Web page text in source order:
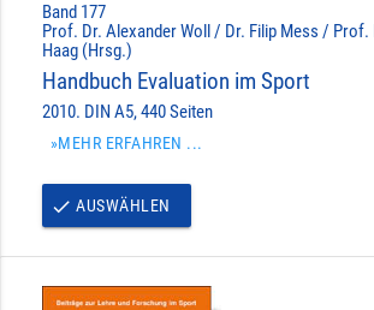
Band 177
Prof. Dr. Alexander Woll / Dr. Filip Mess / Prof.
Haag (Hrsg.)
Handbuch Evaluation im Sport
2010. DIN A5, 440 Seiten
»MEHR ERFAHREN ...
done AUSWÄHLEN